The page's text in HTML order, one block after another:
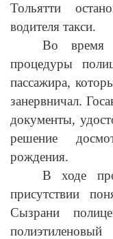
Тольятти
водителя такси.
Во время
процедуры
пассажира,
занервничал.
документы,
решение
рождения.
В ходе
присутствии
Сызрани